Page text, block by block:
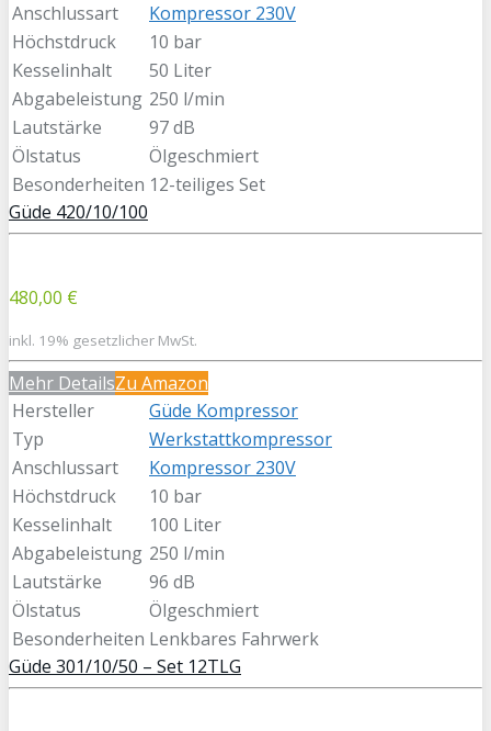
Anschlussart
Kompressor 230V
Höchstdruck
10 bar
Kesselinhalt
50 Liter
Abgabeleistung 250 l/min
Lautstärke
97 dB
Ölstatus
Ölgeschmiert
Besonderheiten 12-teiliges Set
Güde 420/10/100
480,00 €
inkl. 19% gesetzlicher MwSt.
Mehr DetailsZu Amazon
Hersteller
Güde Kompressor
Typ
Werkstattkompressor
Anschlussart
Kompressor 230V
Höchstdruck
10 bar
Kesselinhalt
100 Liter
Abgabeleistung 250 l/min
Lautstärke
96 dB
Ölstatus
Ölgeschmiert
Besonderheiten Lenkbares Fahrwerk
Güde 301/10/50 – Set 12TLG